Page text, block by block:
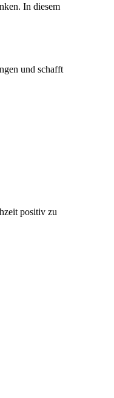
In diesem
und schafft
positiv zu